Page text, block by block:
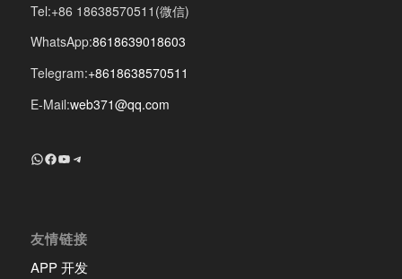
Tel:+86 18638570511(微信)
WhatsApp:8618639018603
Telegram:+8618638570511
E-Mail:web371@qq.com
+8618639018603
Facebook
YouTube
Telegram
友情链接
APP 开发